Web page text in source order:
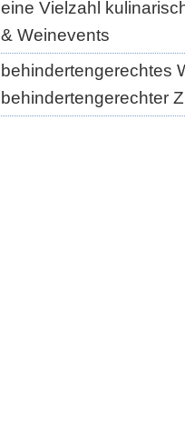
eine Vielzahl
& Weinevents
behindertengerechtes
behindertengerechter